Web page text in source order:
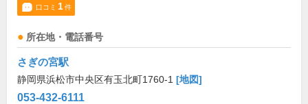
口コミ 1件
所在地・電話番号
さぎの宮駅
静岡県浜松市中央区有玉北町1760-1 [地図]
053-432-6111